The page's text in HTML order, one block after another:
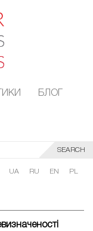
БЛОГ
SEARCH
UA RU EN PL